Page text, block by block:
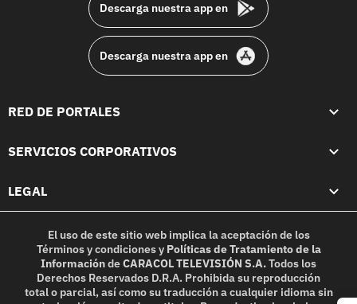
Descarga nuestra app en
Descarga nuestra app en
RED DE PORTALES
SERVICIOS CORPORATIVOS
LEGAL
El uso de este sitio web implica la aceptación de los
Términos y condicionesy Políticas de Tratamiento de la
InformacióndeCARACOL TELEVISIÓN S.A.Todos los
Derechos Reservados D.R.A. Prohibida su reproducción
total o parcial, así como su traducción a cualquier idioma sin